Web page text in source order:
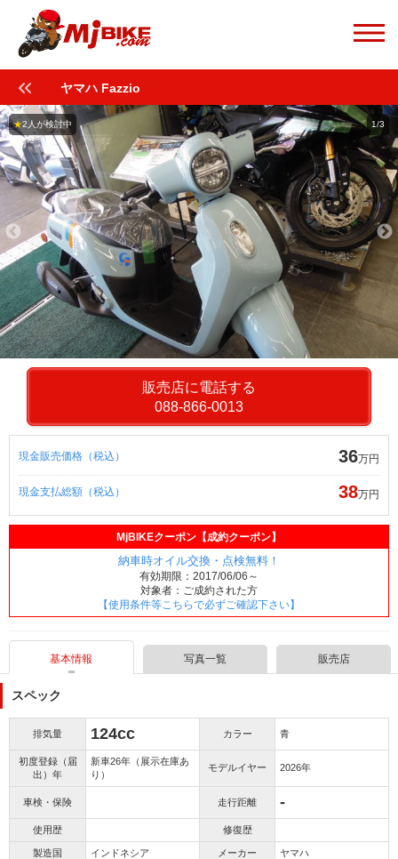
ヤマハ Fazzio
1/3
★2人が検討中
販売店に電話する
088-866-0013
現金販売価格（税込） 36万円
現金支払総額（税込） 38万円
MjBIKEクーポン【成約クーポン】
納車時オイル交換・点検無料！
有効期限：2017/06/06～
対象者：ご成約された方
【使用条件等こちらで必ずご確認下さい】
基本情報 写真一覧 販売店
スペック
排気量 124cc カラー 青
初度登録（届
出）年
新車26年（展示在庫あ
り）
モデルイヤー 2026年
車検・保険 走行距離 -
使用歴 修復歴
製造国 インドネシア メーカー ヤマハ